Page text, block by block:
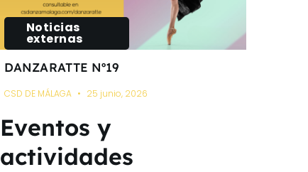
Noticias
externas
DANZARATTE Nº19
CSD DE MÁLAGA 25 junio, 2026
Eventos y
actividades